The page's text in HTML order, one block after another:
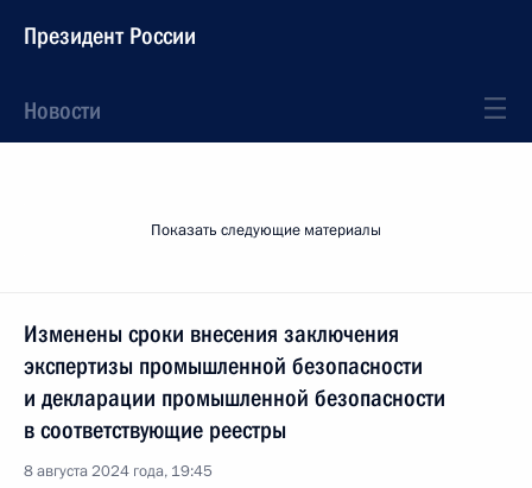
Президент России
Новости
Показать следующие материалы
Изменены сроки внесения заключения
экспертизы промышленной безопасности
и декларации промышленной безопасности
в соответствующие реестры
8 августа 2024 года, 19:45